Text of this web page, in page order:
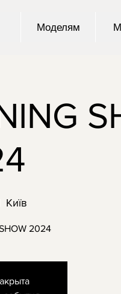
Моделям
Київ
2024